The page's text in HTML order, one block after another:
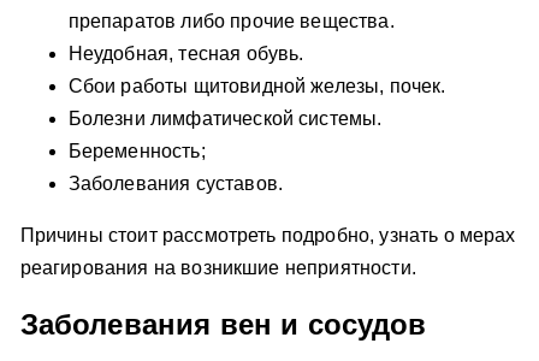
препаратов либо прочие вещества.
Неудобная, тесная обувь.
Сбои работы щитовидной железы, почек.
Болезни лимфатической системы.
Беременность;
Заболевания суставов.
Причины стоит рассмотреть подробно, узнать о мерах
реагирования на возникшие неприятности.
Заболевания вен и сосудов